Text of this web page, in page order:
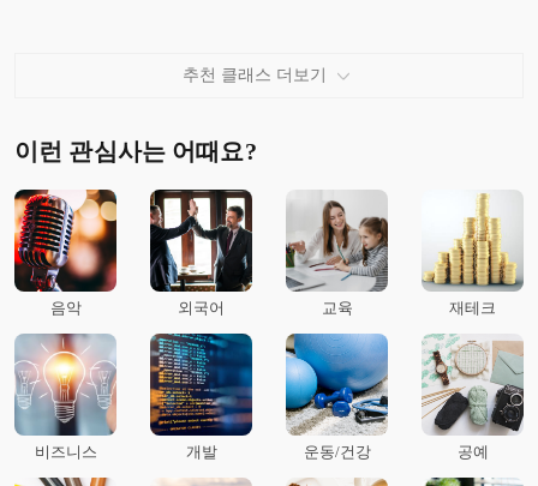
추천 클래스 더보기
이런 관심사는 어때요?
음악 외국어 교육 재테크
비즈니스 개발 운동/건강 공예